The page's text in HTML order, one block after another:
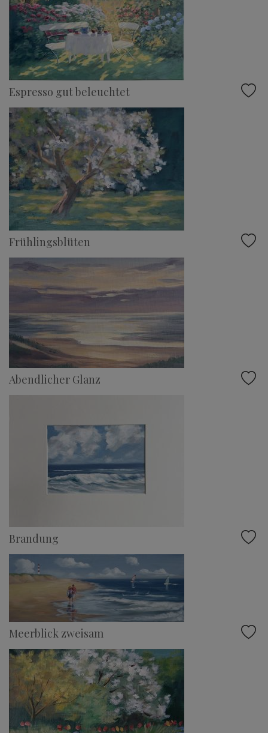
Espresso gut beleuchtet
Frühlingsblüten
Abendlicher Glanz
Brandung
Meerblick zweisam